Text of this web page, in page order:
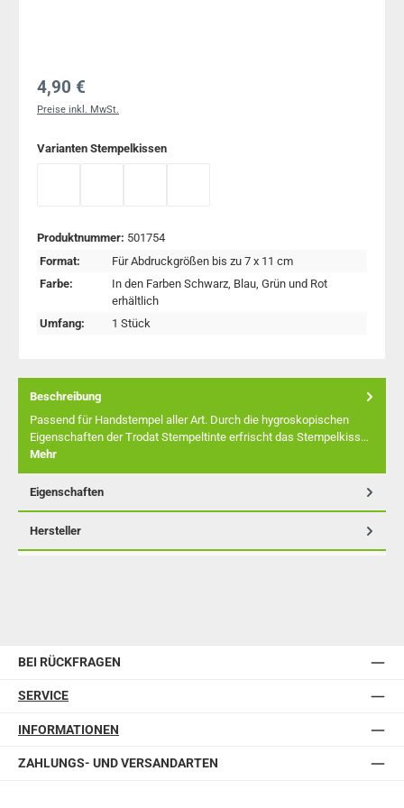
Regulärer Preis:
4,90 €
Preise inkl. MwSt.
Varianten Stempelkissenauswählen
Produktnummer: 501754
Format:
Für Abdruckgrößen bis zu 7 x 11 cm
Farbe:
In den Farben Schwarz, Blau, Grün und Rot
erhältlich
Umfang:
1 Stück
Beschreibung
Passend für Handstempel aller Art. Durch die hygroskopischen
Eigenschaften der Trodat Stempeltinte erfrischt das Stempelkiss…
Mehr
Eigenschaften
Hersteller
BEI RÜCKFRAGEN
SERVICE
INFORMATIONEN
ZAHLUNGS- UND VERSANDARTEN